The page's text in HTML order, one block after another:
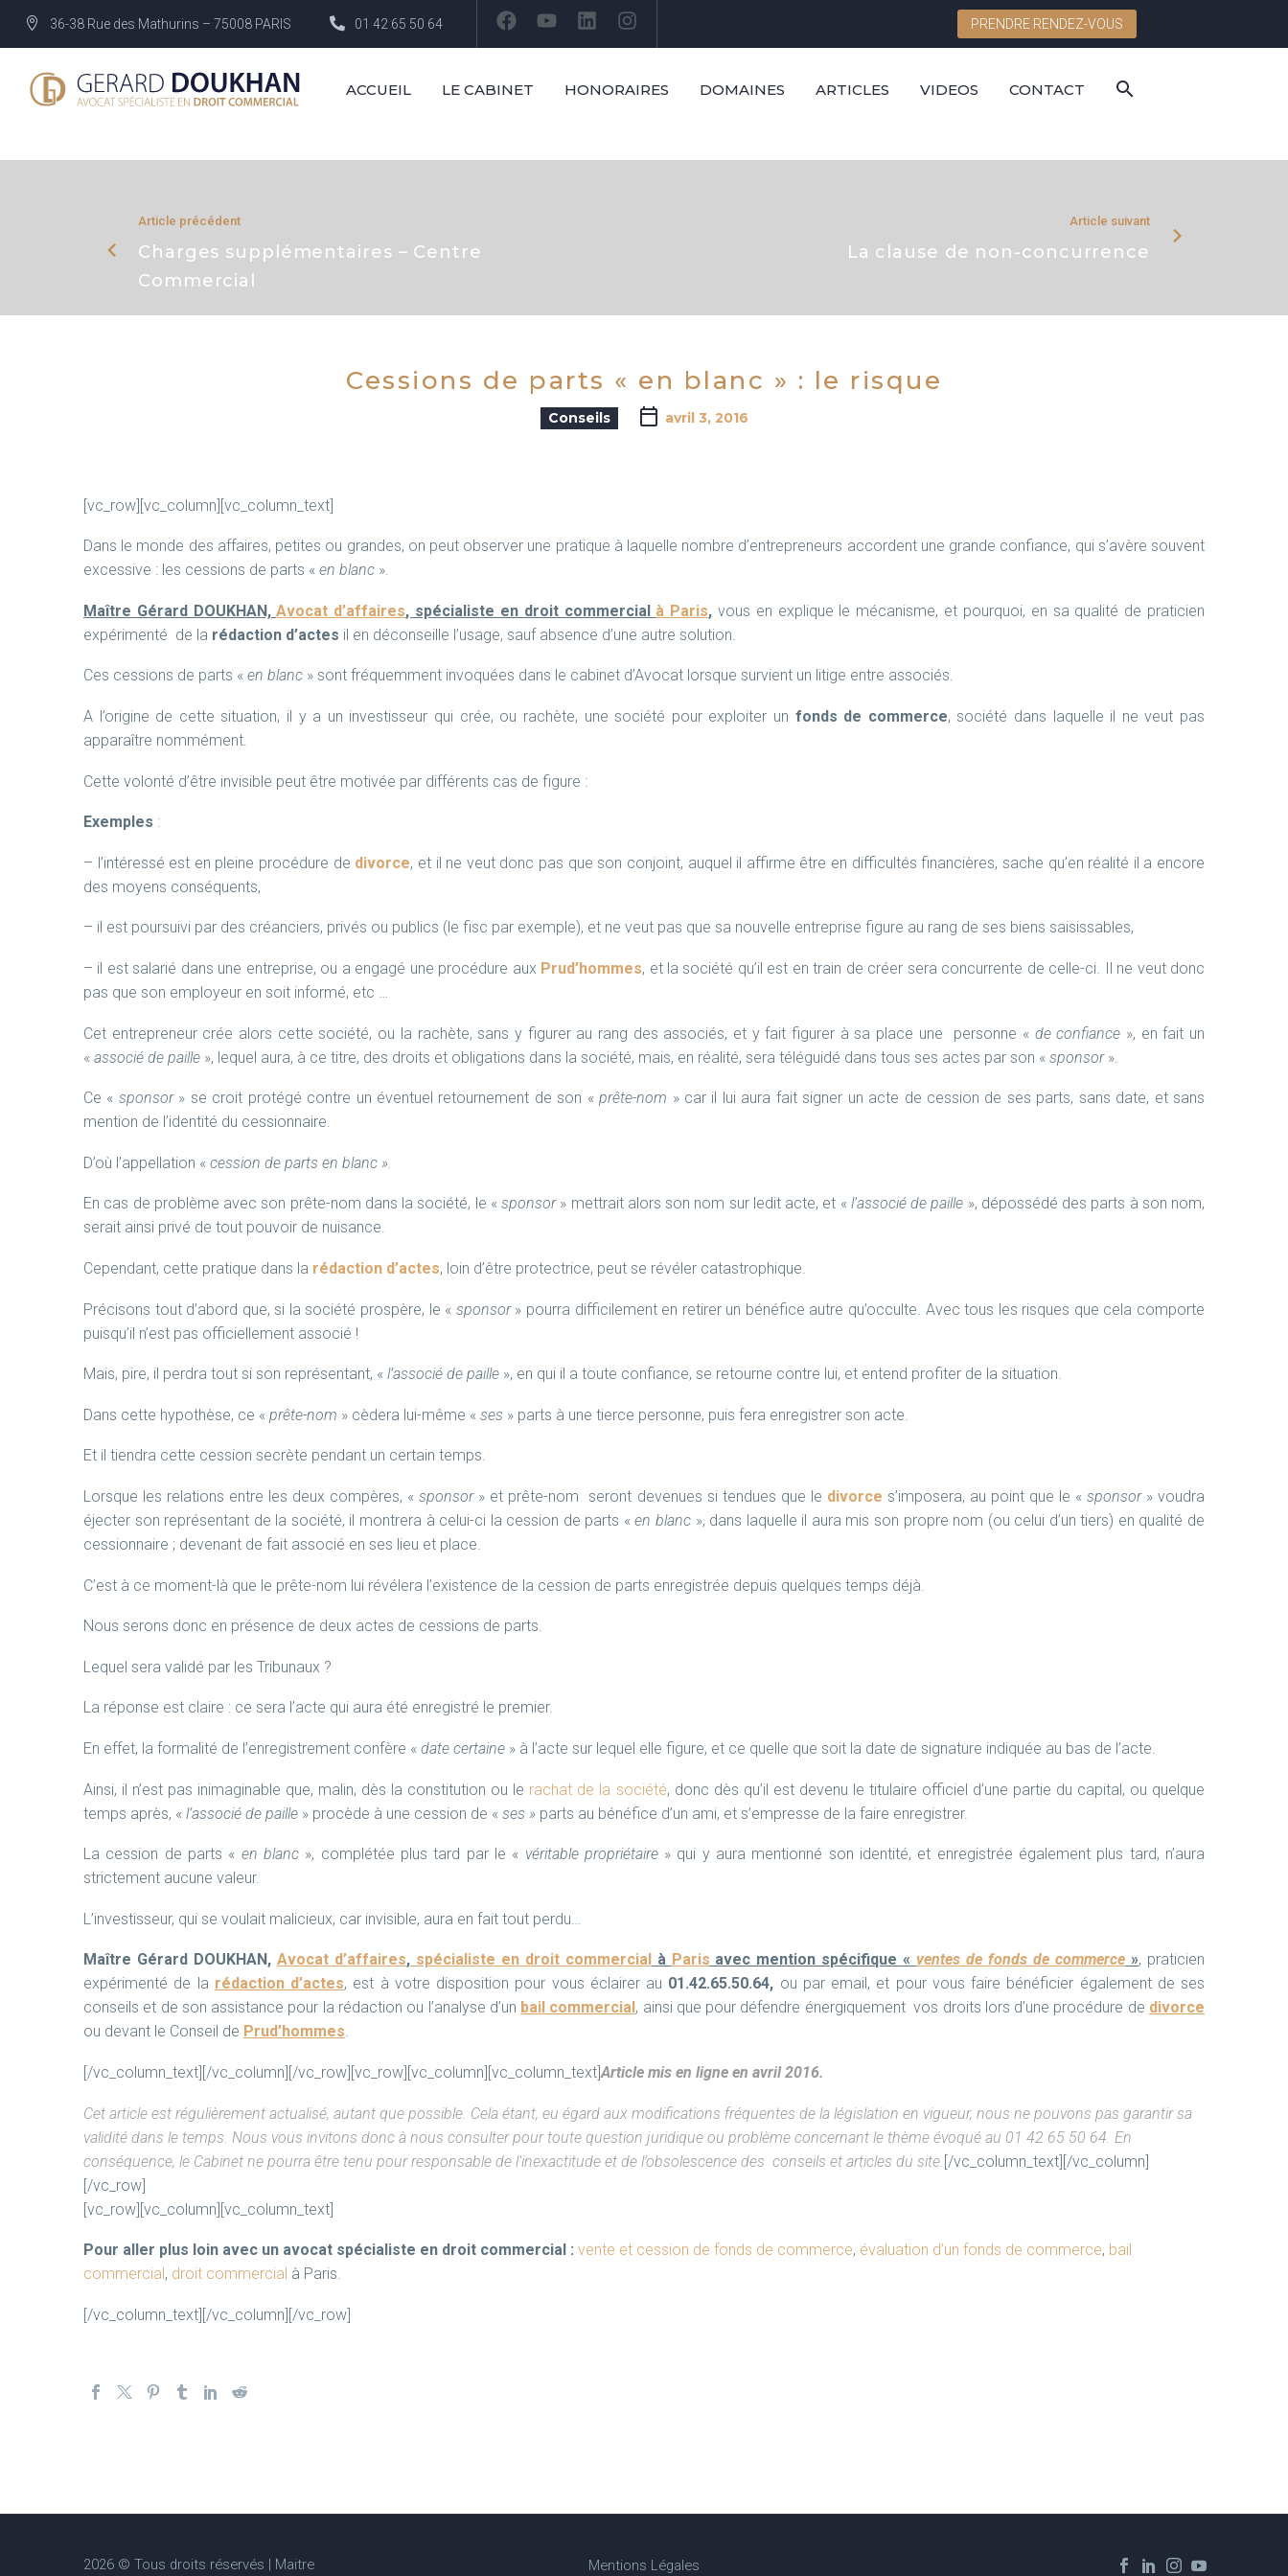
36-38 Rue des Mathurins – 75008 PARIS 01 42 65 50 64 PRENDRE RENDEZ-VOUS
ACCUEIL LE CABINET HONORAIRES DOMAINES ARTICLES VIDEOS CONTACT
Article précédent
Charges supplémentaires – Centre
Commercial
Article suivant
La clause de non-concurrence
Cessions de parts « en blanc » : le risque
Conseils avril 3, 2016
[vc_row][vc_column][vc_column_text]
Dans le monde des affaires, petites ou grandes, on peut observer une pratique à laquelle nombre d’entrepreneurs accordent une grande confiance, qui s’avère souvent
excessive : les cessions de parts « en blanc ».
Maître Gérard DOUKHAN,Avocat d’affaires, spécialiste en droit commercial à Paris, vous en explique le mécanisme, et pourquoi, en sa qualité de praticien
expérimenté de la rédaction d’actes il en déconseille l’usage, sauf absence d’une autre solution.
Ces cessions de parts « en blanc » sont fréquemment invoquées dans le cabinet d’Avocat lorsque survient un litige entre associés.
A l’origine de cette situation, il y a un investisseur qui crée, ou rachète, une société pour exploiter un fonds de commerce, société dans laquelle il ne veut pas
apparaître nommément.
Cette volonté d’être invisible peut être motivée par différents cas de figure :
Exemples :
– l’intéressé est en pleine procédure de divorce, et il ne veut donc pas que son conjoint, auquel il affirme être en difficultés financières, sache qu’en réalité il a encore
des moyens conséquents,
– il est poursuivi par des créanciers, privés ou publics (le fisc par exemple), et ne veut pas que sa nouvelle entreprise figure au rang de ses biens saisissables,
– il est salarié dans une entreprise, ou a engagé une procédure aux Prud’hommes, et la société qu’il est en train de créer sera concurrente de celle-ci. Il ne veut donc
pas que son employeur en soit informé, etc …
Cet entrepreneur crée alors cette société, ou la rachète, sans y figurer au rang des associés, et y fait figurer à sa place une personne «de confiance », en fait un
« associé de paille », lequel aura, à ce titre, des droits et obligations dans la société, mais, en réalité, sera téléguidé dans tous ses actes par son « sponsor».
Ce « sponsor» se croit protégé contre un éventuel retournement de son «prête-nom » car il lui aura fait signer un acte de cession de ses parts, sans date, et sans
mention de l’identité du cessionnaire.
D’où l’appellation « cession de parts en blanc ».
En cas de problème avec son prête-nom dans la société, le « sponsor» mettrait alors son nom sur ledit acte, et « l’associé de paille », dépossédé des parts à son nom,
serait ainsi privé de tout pouvoir de nuisance.
Cependant, cette pratique dans la rédaction d’actes, loin d’être protectrice, peut se révéler catastrophique.
Précisons tout d’abord que, si la société prospère, le « sponsor» pourra difficilement en retirer un bénéfice autre qu’occulte. Avec tous les risques que cela comporte
puisqu’il n’est pas officiellement associé !
Mais, pire, il perdra tout si son représentant, « l’associé de paille », en qui il a toute confiance, se retourne contre lui, et entend profiter de la situation.
Dans cette hypothèse, ce « prête-nom » cèdera lui-même « ses » parts à une tierce personne, puis fera enregistrer son acte.
Et il tiendra cette cession secrète pendant un certain temps.
Lorsque les relations entre les deux compères, «sponsor» et prête-nom seront devenues si tendues que le divorce s’imposera, au point que le « sponsor» voudra
éjecter son représentant de la société, il montrera à celui-ci la cession de parts «en blanc », dans laquelle il aura mis son propre nom (ou celui d’un tiers) en qualité de
cessionnaire ; devenant de fait associé en ses lieu et place.
C’est à ce moment-là que le prête-nom lui révélera l’existence de la cession de parts enregistrée depuis quelques temps déjà.
Nous serons donc en présence de deux actes de cessions de parts.
Lequel sera validé par les Tribunaux ?
La réponse est claire : ce sera l’acte qui aura été enregistré le premier.
En effet, la formalité de l’enregistrement confère « date certaine » à l’acte sur lequel elle figure, et ce quelle que soit la date de signature indiquée au bas de l’acte.
Ainsi, il n’est pas inimaginable que, malin, dès la constitution ou le rachat de la société, donc dès qu’il est devenu le titulaire officiel d’une partie du capital, ou quelque
temps après, « l’associé de paille » procède à une cession de « ses » parts au bénéfice d’un ami, et s’empresse de la faire enregistrer.
La cession de parts « en blanc», complétée plus tard par le « véritable propriétaire» qui y aura mentionné son identité, et enregistrée également plus tard, n’aura
strictement aucune valeur.
L’investisseur, qui se voulait malicieux, car invisible, aura en fait tout perdu…
Maître Gérard DOUKHAN, Avocat d’affaires,spécialiste en droit commercial à Paris avec mention spécifique «ventes de fonds de commerce », praticien
expérimenté de la rédaction d’actes, est à votre disposition pour vous éclairer au 01.42.65.50.64, ou par email, et pour vous faire bénéficier également de ses
conseils et de son assistance pour la rédaction ou l’analyse d’un bail commercial , ainsi que pour défendre énergiquement vos droits lors d’une procédure de divorce
ou devant le Conseil de Prud’hommes.
[/vc_column_text][/vc_column][/vc_row][vc_row][vc_column][vc_column_text]Article mis en ligne en avril 2016.
Cet article est régulièrement actualisé, autant que possible. Cela étant, eu égard aux modifications fréquentes de la législation en vigueur, nous ne pouvons pas garantir sa
validité dans le temps. Nous vous invitons donc à nous consulter pour toute question juridique ou problème concernant le thème évoqué au 01 42 65 50 64. En
conséquence, le Cabinet ne pourra être tenu pour responsable de l’inexactitude et de l’obsolescence des conseils et articles du site. [/vc_column_text][/vc_column]
[/vc_row]
[vc_row][vc_column][vc_column_text]
Pour aller plus loin avec un avocat spécialiste en droit commercial : vente et cession de fonds de commerce, évaluation d’un fonds de commerce, bail
commercial, droit commercial à Paris.
[/vc_column_text][/vc_column][/vc_row]
Mentions Légales
2026 © Tous droits réservés | Maitre